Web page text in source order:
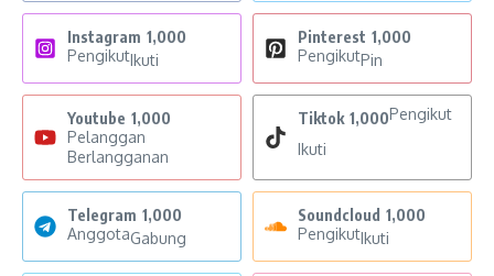
Instagram 1,000
PengikutIkuti
Pinterest 1,000
PengikutPin
Youtube 1,000
Pelanggan
Berlangganan
Tiktok 1,000Pengikut
Ikuti
Telegram 1,000
AnggotaGabung
Soundcloud 1,000
PengikutIkuti